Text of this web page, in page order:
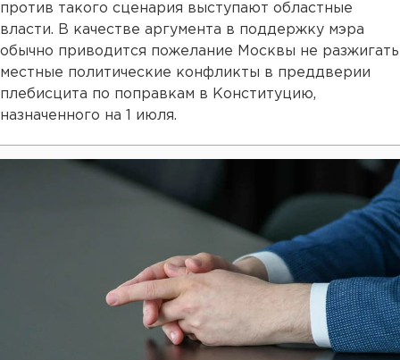
против такого сценария выступают областные
власти. В качестве аргумента в поддержку мэра
обычно приводится пожелание Москвы не разжигать
местные политические конфликты в преддверии
плебисцита по поправкам в Конституцию,
назначенного на 1 июля.